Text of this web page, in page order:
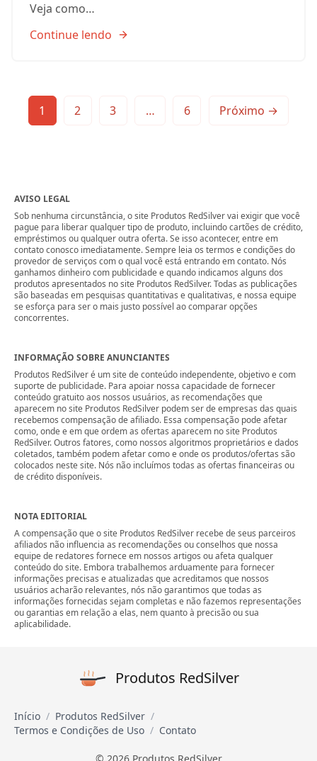
Veja como…
Continue lendo
Paginação
de
1 2 3 … 6 Próximo →
AVISO LEGAL
Sob nenhuma circunstância, o site Produtos RedSilver vai exigir que você
pague para liberar qualquer tipo de produto, incluindo cartões de crédito,
empréstimos ou qualquer outra oferta. Se isso acontecer, entre em
contato conosco imediatamente. Sempre leia os termos e condições do
provedor de serviços com o qual você está entrando em contato. Nós
ganhamos dinheiro com publicidade e quando indicamos alguns dos
produtos apresentados no site Produtos RedSilver. Todas as publicações
são baseadas em pesquisas quantitativas e qualitativas, e nossa equipe
se esforça para ser o mais justo possível ao comparar opções
concorrentes.
INFORMAÇÃO SOBRE ANUNCIANTES
Produtos RedSilver é um site de conteúdo independente, objetivo e com
suporte de publicidade. Para apoiar nossa capacidade de fornecer
conteúdo gratuito aos nossos usuários, as recomendações que
aparecem no site Produtos RedSilver podem ser de empresas das quais
recebemos compensação de afiliado. Essa compensação pode afetar
como, onde e em que ordem as ofertas aparecem no site Produtos
RedSilver. Outros fatores, como nossos algoritmos proprietários e dados
coletados, também podem afetar como e onde os produtos/ofertas são
colocados neste site. Nós não incluímos todas as ofertas financeiras ou
de crédito disponíveis.
NOTA EDITORIAL
A compensação que o site Produtos RedSilver recebe de seus parceiros
afiliados não influencia as recomendações ou conselhos que nossa
equipe de redatores fornece em nossos artigos ou afeta qualquer
conteúdo do site. Embora trabalhemos arduamente para fornecer
informações precisas e atualizadas que acreditamos que nossos
usuários acharão relevantes, nós não garantimos que todas as
informações fornecidas sejam completas e não fazemos representações
ou garantias em relação a elas, nem quanto à precisão ou sua
aplicabilidade.
Produtos RedSilver
Início
Produtos RedSilver
Termos e Condições de Uso
Contato